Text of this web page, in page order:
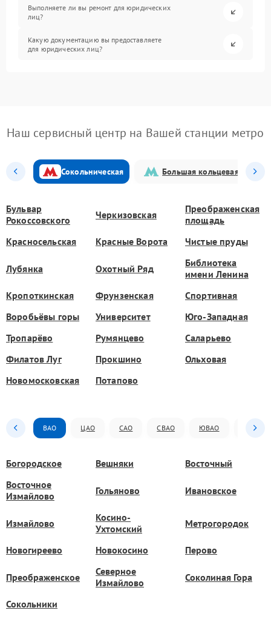
Выполняете ли вы ремонт для юридических
лиц?
Какую документацию вы предоставляете
для юридических лиц?
Наш сервисный центр на Вашей станции метро
Сокольническая Большая кольцевая
Бульвар
Рокоссовского
Черкизовская
Преображенская
площадь
Красносельская
Красные Ворота Чистые пруды
Лубянка Охотный Ряд
Библиотека
имени Ленина
Кропоткинская
Фрунзенская
Спортивная
Воробьёвы горы
Университет
Юго-Западная
Тропарёво
Румянцево
Саларьево
Филатов Луг
Прокшино
Ольховая
Новомосковская
Потапово
ВАО ЦАО САО СВАО ЮВАО ЮАО
Богородское Вешняки
Восточный
Восточное
Измайлово
Гольяново Ивановское
Измайлово
Косино-
Ухтомский
Метрогородок
Новогиреево Новокосино Перово
Преображенское
Северное
Измайлово
Соколиная Гора
Сокольники